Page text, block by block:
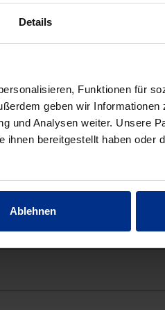
Details
Funktionen für
geben wir Informationen
und Analysen weiter. Unsere
bereitgestellt haben oder
Ablehnen